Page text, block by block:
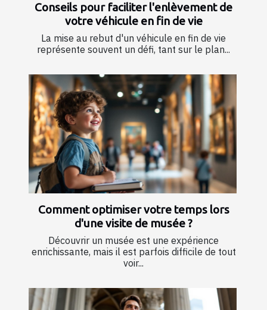
Conseils pour faciliter l'enlèvement de
votre véhicule en fin de vie
La mise au rebut d'un véhicule en fin de vie
représente souvent un défi, tant sur le plan...
Comment optimiser votre temps lors
d'une visite de musée ?
Découvrir un musée est une expérience
enrichissante, mais il est parfois difficile de tout
voir...